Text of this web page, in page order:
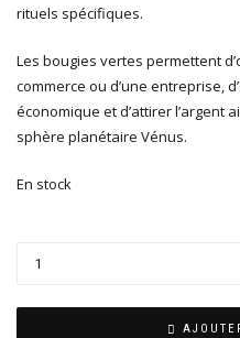
rituels spécifiques.
Les bougies vertes permettent
commerce ou d’une entreprise,
économique et d’attirer l’argent
sphère planétaire Vénus.
En stock